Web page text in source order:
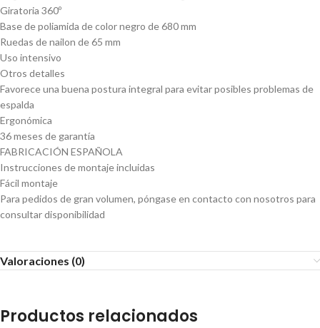
Giratoria 360º
Base de poliamida de color negro de 680 mm
Ruedas de nailon de 65 mm
Uso intensivo
Otros detalles
Favorece una buena postura integral para evitar posibles problemas de
espalda
Ergonómica
36 meses de garantía
FABRICACIÓN ESPAÑOLA
Instrucciones de montaje incluidas
Fácil montaje
Para pedidos de gran volumen, póngase en contacto con nosotros para
consultar disponibilidad
Valoraciones (0)
Productos relacionados